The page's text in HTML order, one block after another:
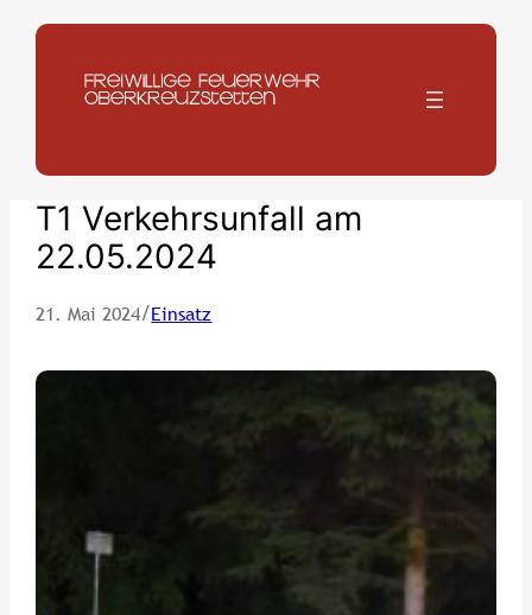
Zum
springen
T1 Verkehrsunfall am
22.05.2024
21. Mai 2024/Einsatz